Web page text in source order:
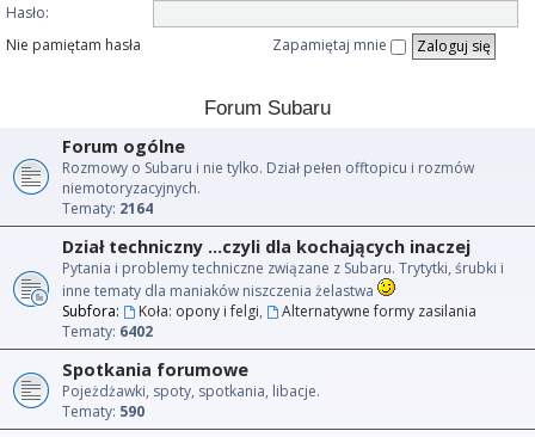
Hasło:
Nie pamiętam hasła
Zapamiętaj mnie
Forum Subaru
Forum ogólne
Rozmowy o Subaru i nie tylko. Dział pełen offtopicu i rozmów
niemotoryzacyjnych.
Tematy: 2164
Dział techniczny ...czyli dla kochających inaczej
Pytania i problemy techniczne związane z Subaru. Trytytki, śrubki i
inne tematy dla maniaków niszczenia żelastwa
Subfora:
Koła: opony i felgi,
Alternatywne formy zasilania
Tematy: 6402
Spotkania forumowe
Pojeżdżawki, spoty, spotkania, libacje.
Tematy: 590